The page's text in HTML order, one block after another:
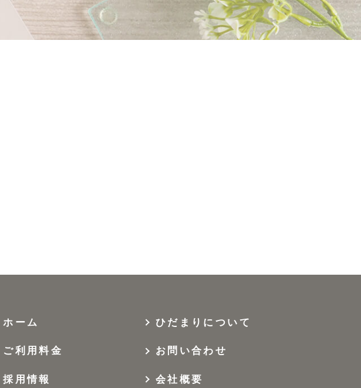
ホーム ひだまりについて
ご利用料金 お問い合わせ
採用情報 会社概要